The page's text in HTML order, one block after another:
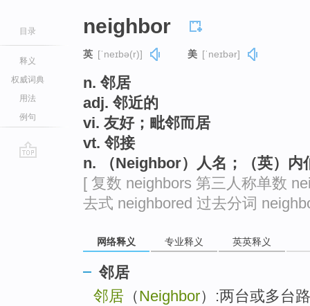
目录
释义
权威词典
用法
例句
neighbor
英 [ˈneɪbə(r)] 美 [ˈneɪbər]
n. 邻居
adj. 邻近的
vi. 友好；毗邻而居
vt. 邻接
n. （Neighbor）人名；（英）内
[ 复数 neighbors 第三人称单数
去式 neighbored 过去分词
网络释义 专业释义 英英释义
邻居
邻居 （Neighbor）:两台或多台